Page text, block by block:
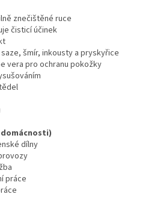
znečištěné ruce
čisticí účinek
šmír, inkousty a pryskyřice
vera pro ochranu pokožky
dílny
práce